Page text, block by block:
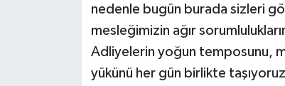
nedenle bugün burada sizleri
mesleğimizin ağır
Adliyelerin yoğun temposunu,
yükünü her gün birlikte